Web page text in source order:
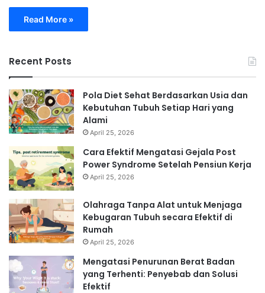
Read More »
Recent Posts
Pola Diet Sehat Berdasarkan Usia dan
Kebutuhan Tubuh Setiap Hari yang
Alami
April 25, 2026
Cara Efektif Mengatasi Gejala Post
Power Syndrome Setelah Pensiun Kerja
April 25, 2026
Olahraga Tanpa Alat untuk Menjaga
Kebugaran Tubuh secara Efektif di
Rumah
April 25, 2026
Mengatasi Penurunan Berat Badan
yang Terhenti: Penyebab dan Solusi
Efektif